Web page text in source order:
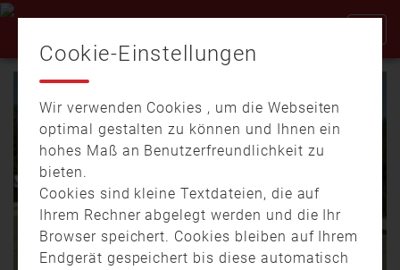
Video
Cookie-Einstellungen
Wir verwenden Cookies , um die Webseiten
optimal gestalten zu können und Ihnen ein
hohes Maß an Benutzerfreundlichkeit zu
bieten.
Cookies sind kleine Textdateien, die auf
Ihrem Rechner abgelegt werden und die Ihr
Browser speichert. Cookies bleiben auf Ihrem
Endgerät gespeichert bis diese automatisch